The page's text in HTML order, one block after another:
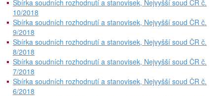
Sbírka soudních rozhodnutí a stanovisek, Nejvyšší soud ČR č.
10/2018
Sbírka soudních rozhodnutí a stanovisek, Nejvyšší soud ČR č.
9/2018
Sbírka soudních rozhodnutí a stanovisek, Nejvyšší soud ČR č.
8/2018
Sbírka soudních rozhodnutí a stanovisek, Nejvyšší soud ČR č.
7/2018
Sbírka soudních rozhodnutí a stanovisek, Nejvyšší soud ČR č.
6/2018